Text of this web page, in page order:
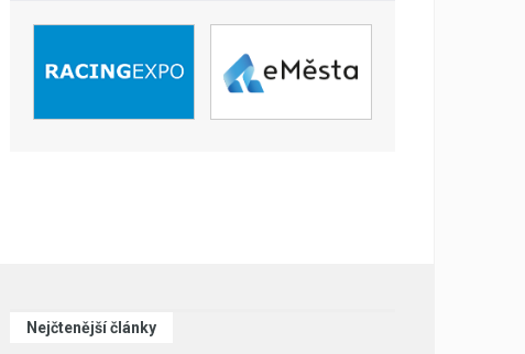
Nejčtenější články